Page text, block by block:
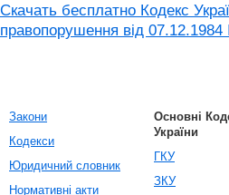
Скачать бесплатно Кодекс
правопорушення вiд
Закони
Кодекси
Юридичний словник
Нормативні акти
Основні
України
ГКУ
ЗКУ